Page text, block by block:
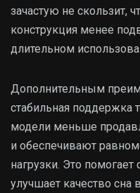
зачастую не скользит,
конструкция менее
длительном
Дополнительным
стабильная поддержка
модели меньше
и обеспечивают
нагрузки. Это помогает
улучшает качество